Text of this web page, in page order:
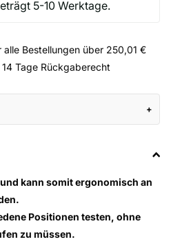
alle Bestellungen über 250,01 €
14 Tage Rückgaberecht
kann somit ergonomisch an
Positionen testen, ohne
zu müssen.